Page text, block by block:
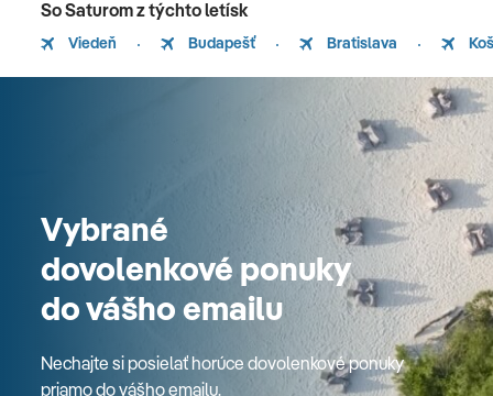
So Saturom z týchto letísk
Viedeň Budapešť Bratislava
Vybrané
dovolenkové ponuky
do vášho emailu
Nechajte si posielať horúce dovolenkové ponuky
priamo do vášho emailu.